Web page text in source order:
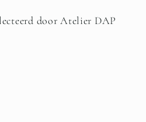
door Atelier DAP